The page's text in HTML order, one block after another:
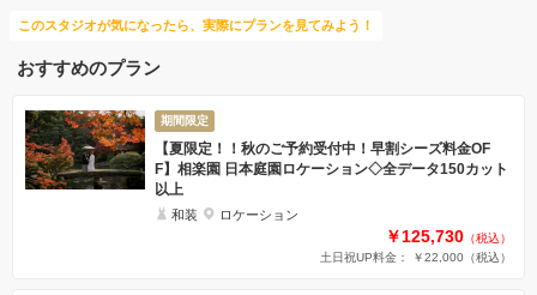
このスタジオが気になったら、実際にプランを見てみよう！
おすすめのプラン
期間限定
【夏限定！！秋のご予約受付中！早割シーズ料金OF
F】相楽園 日本庭園ロケーション◇全データ150カット
以上
和装 ロケーション
￥125,730 （税込）
土日祝UP料金： ￥22,000 （税込）